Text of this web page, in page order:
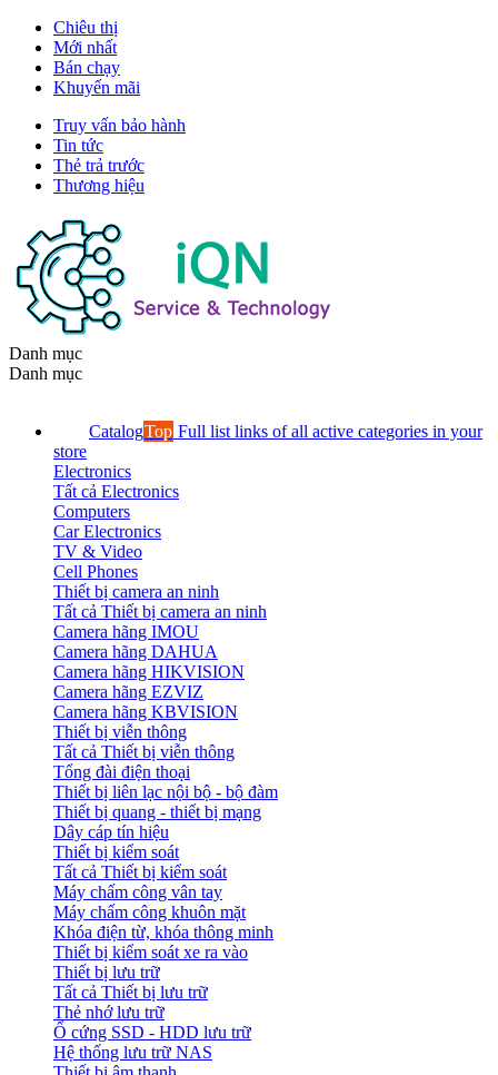
Chiêu thị
Mới nhất
Bán chạy
Khuyến mãi
Truy vấn bảo hành
Tin tức
Thẻ trả trước
Thương hiệu
Danh mục
Danh mục
CatalogTop Full list links of all active categories in your
store
Electronics
Tất cả Electronics
Computers
Car Electronics
TV & Video
Cell Phones
Thiết bị camera an ninh
Tất cả Thiết bị camera an ninh
Camera hãng IMOU
Camera hãng DAHUA
Camera hãng HIKVISION
Camera hãng EZVIZ
Camera hãng KBVISION
Thiết bị viễn thông
Tất cả Thiết bị viễn thông
Tổng đài điện thoại
Thiết bị liên lạc nội bộ - bộ đàm
Thiết bị quang - thiết bị mạng
Dây cáp tín hiệu
Thiết bị kiểm soát
Tất cả Thiết bị kiểm soát
Máy chấm công vân tay
Máy chấm công khuôn mặt
Khóa điện từ, khóa thông minh
Thiết bị kiểm soát xe ra vào
Thiết bị lưu trữ
Tất cả Thiết bị lưu trữ
Thẻ nhớ lưu trữ
Ổ cứng SSD - HDD lưu trữ
Hệ thống lưu trữ NAS